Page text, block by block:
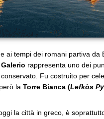
ai tempi dei romani partiva da
rappresenta uno dei
Fu costruito per
la Torre Bianca (Lefkòs
la città in greco, è